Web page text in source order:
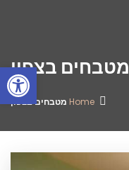
מטבחים בצפון
Home מטבחים בצפון